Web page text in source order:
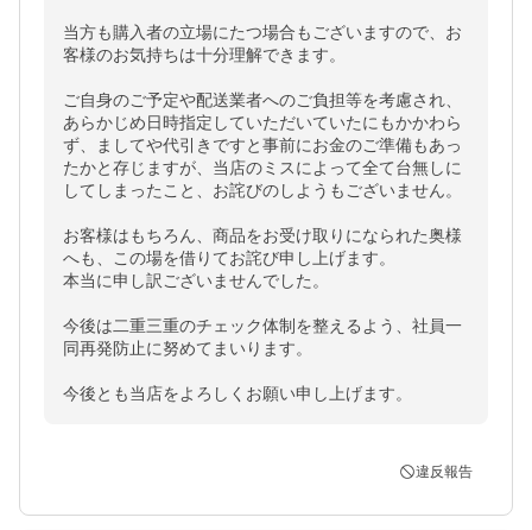
当方も購入者の立場にたつ場合もございますので、お
客様のお気持ちは十分理解できます。
ご自身のご予定や配送業者へのご負担等を考慮され、
あらかじめ日時指定していただいていたにもかかわら
ず、ましてや代引きですと事前にお金のご準備もあっ
たかと存じますが、当店のミスによって全て台無しに
してしまったこと、お詫びのしようもございません。
お客様はもちろん、商品をお受け取りになられた奥様
へも、この場を借りてお詫び申し上げます。
本当に申し訳ございませんでした。
今後は二重三重のチェック体制を整えるよう、社員一
同再発防止に努めてまいります。
今後とも当店をよろしくお願い申し上げます。
違反報告